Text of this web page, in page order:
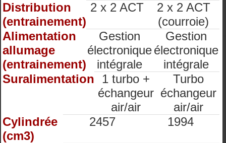
Distribution
(entrainement)
2 x 2 ACT
2 x 2 ACT
(courroie)
Alimentation
allumage
(entrainement)
Gestion
électronique
intégrale
Gestion
électronique
intégrale
Suralimentation
1 turbo +
échangeur
air/air
Turbo
échangeur
air/air
Cylindrée
(cm3)
2457 1994